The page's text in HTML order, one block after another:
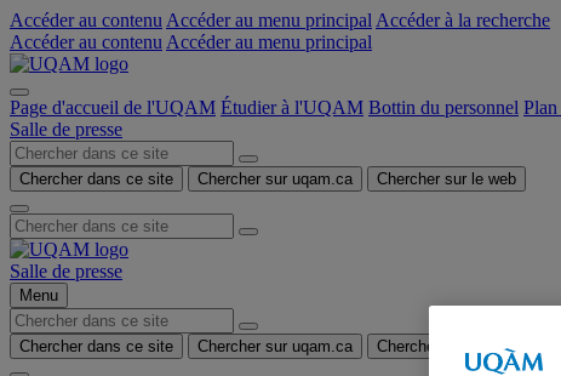
Accéder au contenu Accéder au menu principal Accéder à la recherche
Accéder au contenu Accéder au menu principal
Page d'accueil de l'UQAM Étudier à l'UQAM Bottin du personnel
Salle de presse
Chercher dans ce site Chercher sur uqam.ca Chercher sur le web
Salle de presse
Menu
Chercher dans ce site Chercher sur uqam.ca Chercher sur le web